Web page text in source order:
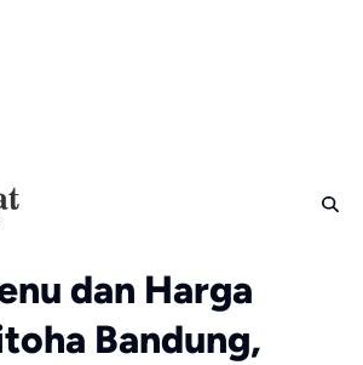
dan Harga
Bandung,